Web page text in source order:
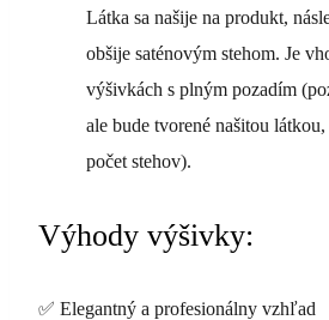
Látka sa našije na produkt,
obšije saténovým stehom. Je
výšivkách s plným pozadím
ale bude tvorené našitou
počet stehov).
Výhody výšivky:
✅ Elegantný a profesionálny vzhľad